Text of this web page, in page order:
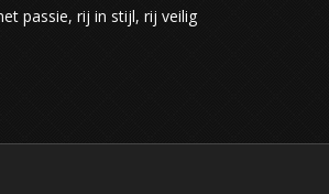
passie, rij in stijl, rij veilig